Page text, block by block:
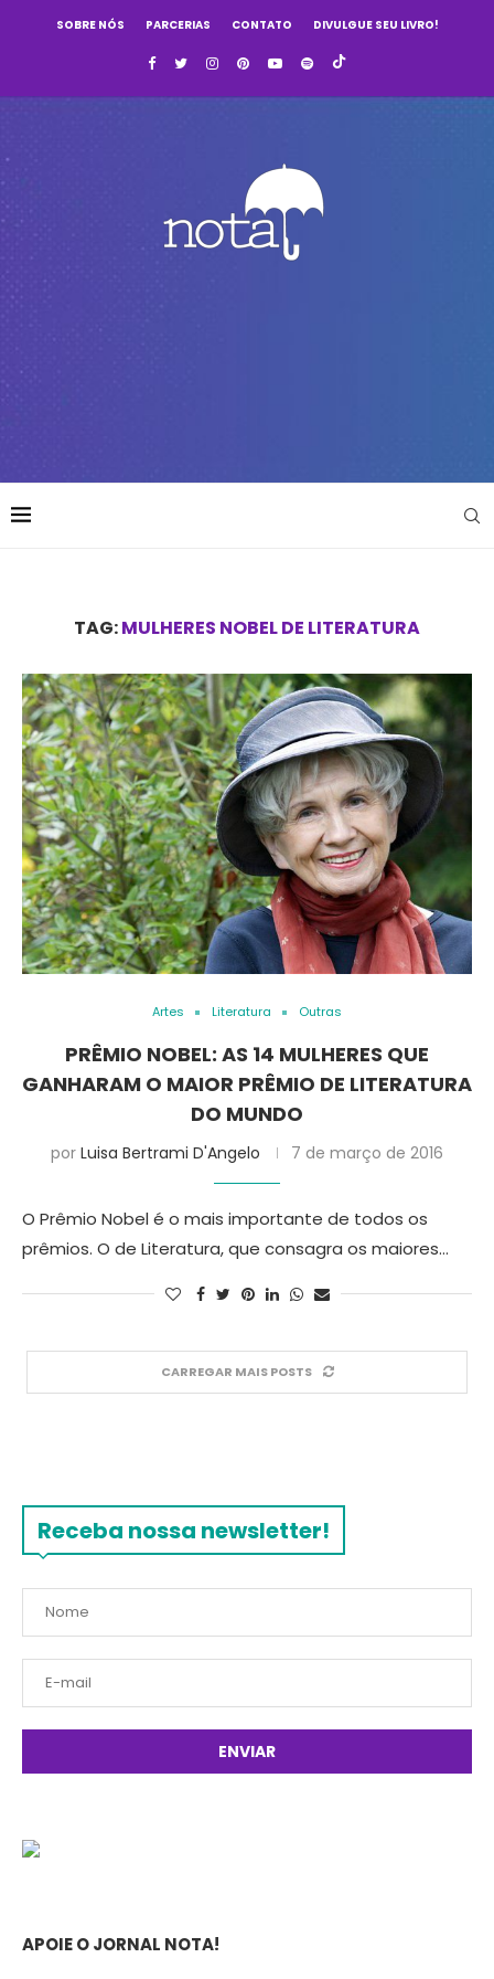
SOBRE NÓS PARCERIAS CONTATO DIVULGUE SEU LIVRO!
TAG:MULHERES NOBEL DE LITERATURA
Artes Literatura Outras
PRÊMIO NOBEL: AS 14 MULHERES QUE
GANHARAM O MAIOR PRÊMIO DE LITERATURA
DO MUNDO
por Luisa Bertrami D'Angelo 7 de março de 2016
O Prêmio Nobel é o mais importante de todos os
prêmios. O de Literatura, que consagra os maiores…
CARREGAR MAIS POSTS
Receba nossa newsletter!
APOIE O JORNAL NOTA!